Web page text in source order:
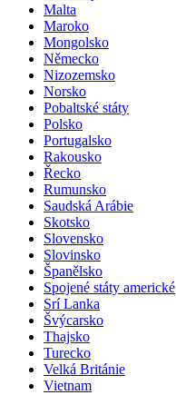
Malta
Maroko
Mongolsko
Německo
Nizozemsko
Norsko
Pobaltské státy
Polsko
Portugalsko
Rakousko
Řecko
Rumunsko
Saudská Arábie
Skotsko
Slovensko
Slovinsko
Španělsko
Spojené státy americké
Srí Lanka
Švýcarsko
Thajsko
Turecko
Velká Británie
Vietnam